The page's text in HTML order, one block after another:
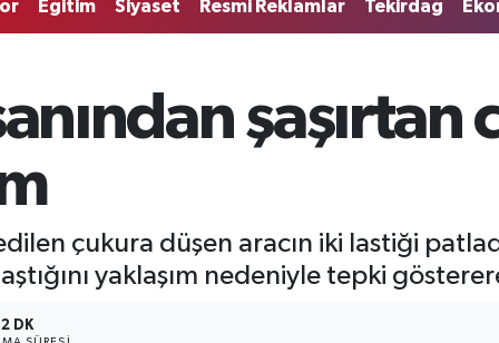
Eğitim Siyaset Resmi Reklamlar Tekirdağ
edilen çukura düşen aracın iki lastiği
yaklaşım nedeniyle tepki
2 DK